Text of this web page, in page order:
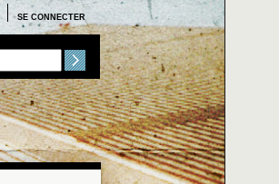
SE CONNECTER